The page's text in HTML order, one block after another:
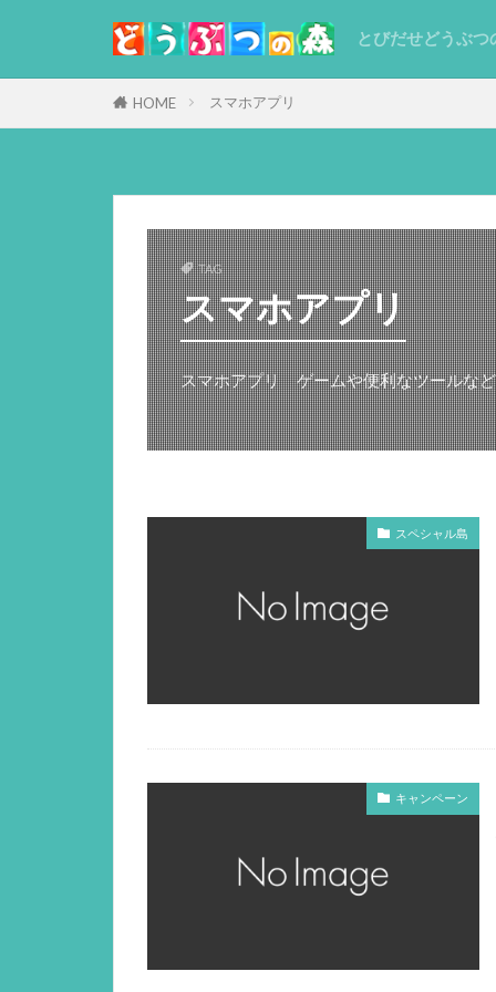
とびだせどうぶ
HOME スマホアプリ
TAG
スマホアプリ
スマホアプリ ゲームや便利なツールなど
スペシャル島
キャンペーン